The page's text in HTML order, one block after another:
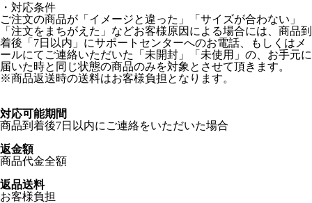
・対応条件
ご注文の商品が「イメージと違った」「サイズが合わない」
「注文をまちがえた」などお客様原因による場合には、商品到
着後「7日以内」にサポートセンターへのお電話、もしくはメ
ールにてご連絡いただいた「未開封」「未使用」の、お手元に
届いた時と同じ状態の商品のみを対象とさせて頂きます。
※商品返送時の送料はお客様負担となります。
対応可能期間
商品到着後7日以内にご連絡をいただいた場合
返金額
商品代金全額
返品送料
お客様負担